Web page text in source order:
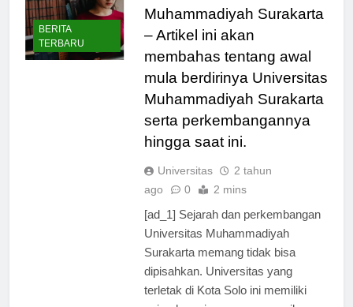
BERITA
TERBARU
Universitas
Muhammadiyah Surakarta
– Artikel ini akan
membahas tentang awal
mula berdirinya Universitas
Muhammadiyah Surakarta
serta perkembangannya
hingga saat ini.
Universitas
2 tahun
[ad_1] Sejarah dan perkembangan
Universitas Muhammadiyah
Surakarta memang tidak bisa
dipisahkan. Universitas yang
terletak di Kota Solo ini memiliki